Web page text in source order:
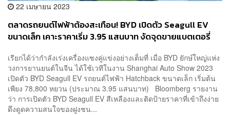
22 เมษายน 2023
ตลาดรถยนต์ไฟฟ้าต้องสะเทือน! BYD เปิดตัว Seagull EV
ขนาดเล็ก เคาะราคาเริ่ม 3.95 แสนบาท งัดจุดขายแบตเตอรี่
เรียกได้ว่ากำลังเร่งเครื่องแซงคู่แข่งอย่างเต็มที่ เมื่อ BYD ยักษ์ใหญ่แห่ง
วงการยานยนต์ในจีน ได้ใช้เวทีในงาน Shanghai Auto Show 2023
เปิดตัว BYD Seagull EV รถยนต์ไฟฟ้า Hatchback ขนาดเล็ก เริ่มต้น
เพียง 78,800 หยวน (ประมาณ 3.95 แสนบาท) Bloomberg รายงาน
ว่า การเปิดตัว BYD Seagull EV สีเหลืองและติดป้ายราคาที่เข้าถึงง่าย
ดึงดูดความสนใจของฝูงชน...